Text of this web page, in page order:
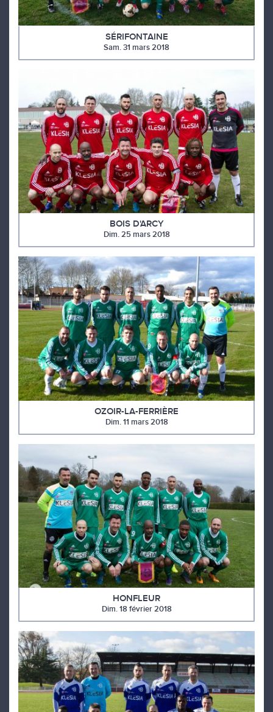
SÉRIFONTAINE
Sam. 31 mars 2018
BOIS D'ARCY
Dim. 25 mars 2018
OZOIR-LA-FERRIÈRE
Dim. 11 mars 2018
HONFLEUR
Dim. 18 février 2018